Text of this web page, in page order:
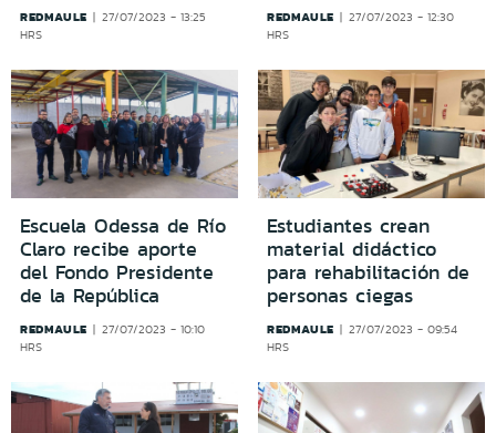
REDMAULE
27/07/2023 - 13:25
HRS
REDMAULE
27/07/2023 - 12:30
HRS
Escuela Odessa de Río
Claro recibe aporte
del Fondo Presidente
de la República
REDMAULE
27/07/2023 - 10:10
HRS
Estudiantes crean
material didáctico
para rehabilitación de
personas ciegas
REDMAULE
27/07/2023 - 09:54
HRS